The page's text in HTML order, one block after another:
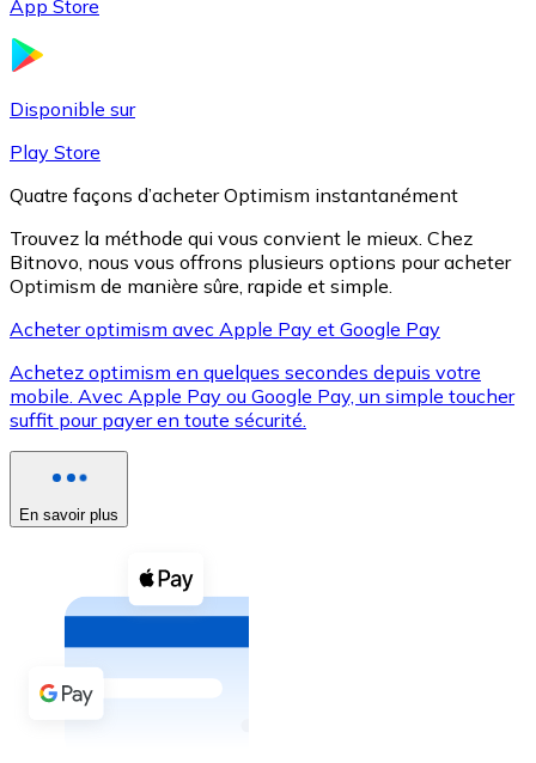
XRP
XRP
Voir toutes
Coupons crypto
Achetez des cryptomonnaies en espèces et d'autres
Acheter avec espèces
Virement SEPA
App Store
Disponible sur
Play Store
Quatre façons d’acheter Optimism instantanément
Trouvez la méthode qui vous convient le mieux. Chez
Bitnovo, nous vous offrons plusieurs options pour acheter
Optimism de manière sûre, rapide et simple.
Acheter optimism avec Apple Pay et Google Pay
Achetez optimism en quelques secondes depuis votre
mobile. Avec Apple Pay ou Google Pay, un simple toucher
suffit pour payer en toute sécurité.
En savoir plus